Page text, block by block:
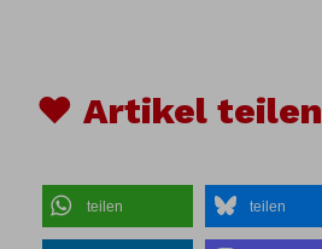
♥ Artikel teilen
teilen teilen